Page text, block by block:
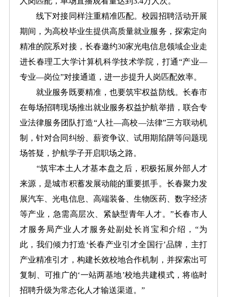
线下对接同样注重精准匹配。校园招聘活动开展
期间，为高校毕业生提供高质量就业服务，探索定向
精准的院系对接，长春邀约30家光电信息领域企业走
进长春理工大学计算机科学技术学院，打通“产业—
专业—岗位”对接通道，进一步提升人岗匹配效率。
就业服务既要精准，也要筑牢权益防线。长春市
在每场招聘现场推出就业服务权益护航举措，联合专
业法律服务团队打造“人社—高校—法律”三方联动机
制，针对合同纠纷、薪资争议、试用期陷阱等问题现
场答疑，护航学子开启职场之路。
“筑牢本土人才基本盘之后，积极拓展外部人才
来源，是城市积蓄发展动能的重要抓手。长春聚力发
展汽车、光电信息、高端装备、生物医药、数字经济
等产业，急需高层次、紧缺型青年人才。”长春市人
才服务局产业人才服务处副处长肖宝和介绍，“为
此，我们倾力打造‘长春产业引才全国行’品牌，主打
产业精准引才，构建长效校地合作机制，并探索出可
复制、可推广的‘一站两基地’校地共建模式，将临时
招聘升级为常态化人才输送渠道。”